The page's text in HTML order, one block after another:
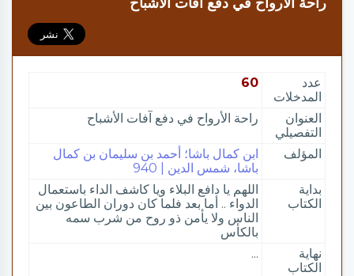
عدد
المدخلات
60
العنوان
التفصيلي
راحة الأرواح في دفع آفات الأشباح
المؤلف
ابن كمال باشا؛ أحمد بن سليمان بن كمال
باشا، شمس الدين | 940
بداية
الكتاب
اللهم يا دافع البلاء ويا كاشف الداء باستعمال
الدواء .. أما بعد فلما كان دوران الطاعون بين
الناس ولا يأمن ذو روح من شرب سمه
بالكأس
نهاية
الكتاب
...